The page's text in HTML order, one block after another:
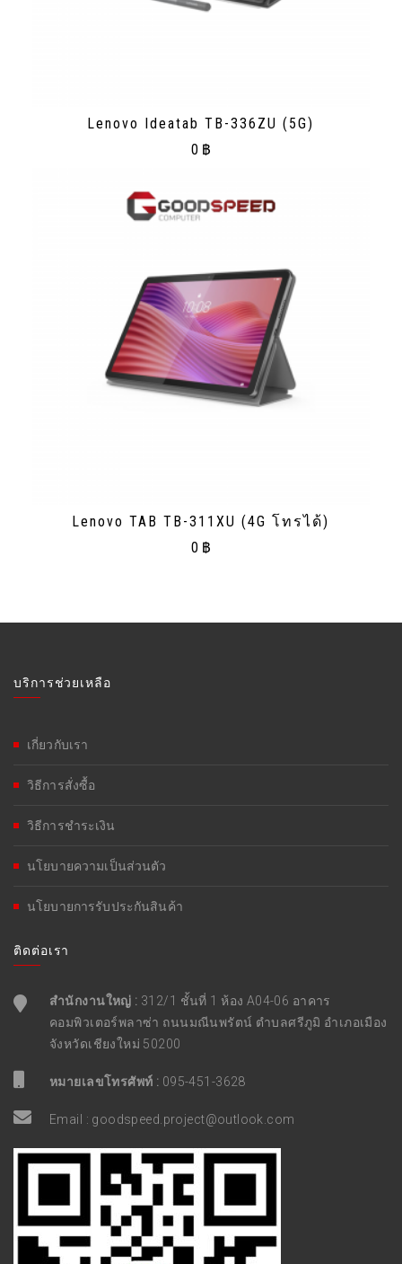
Lenovo Ideatab TB-336ZU (5G)
0 ฿
Lenovo TAB TB-311XU (4G โทรได้)
0 ฿
บริการช่วยเหลือ
เกี่ยวกับเรา
วิธีการสั่งซื้อ
วิธีการชำระเงิน
นโยบายความเป็นส่วนตัว
นโยบายการรับประกันสินค้า
ติดต่อเรา
สำนักงานใหญ่ : 312/1 ชั้นที่ 1 ห้อง A04-06 อาคาร
คอมพิวเตอร์พลาซ่า ถนนมณีนพรัตน์ ตำบลศรีภูมิ อำเภอเมือง
จังหวัดเชียงใหม่ 50200
หมายเลขโทรศัพท์ : 095-451-3628
Email : goodspeed.project@outlook.com